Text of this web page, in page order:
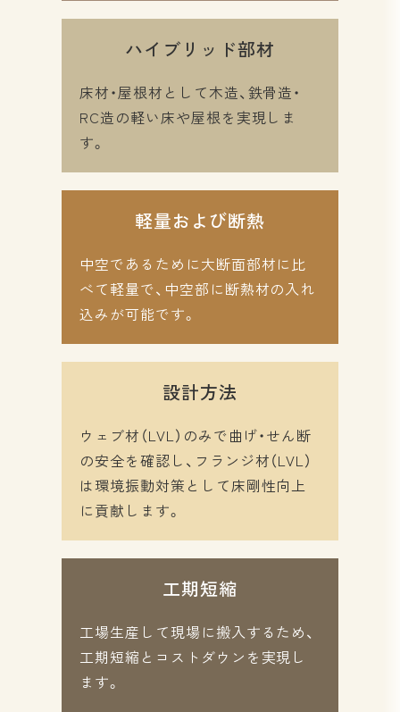
ハイブリッド部材
床材・屋根材として木造、鉄骨造・
RC造の軽い床や屋根を実現しま
す。
軽量および断熱
中空であるために大断面部材に比
べて軽量で、中空部に断熱材の入れ
込みが可能です。
設計方法
ウェブ材（LVL）のみで曲げ・せん断
の安全を確認し、フランジ材（LVL）
は環境振動対策として床剛性向上
に貢献します。
工期短縮
工場生産して現場に搬入するため、
工期短縮とコストダウンを実現し
ます。